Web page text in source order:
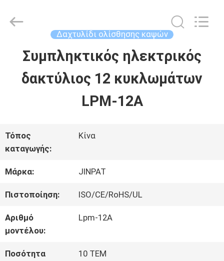
ΣΠΊΤΙ
ΕΜΦΆΝΙΣΗ
VR
ΠΕΡΊΠΟΥ
ΕΜΕΊΣ
ΓΎΡΟΣ
Electronics
Δαχτυλίδι ολίσθησης καψών
Συμπληκτικός ηλεκτρικός
δακτύλιος 12 κυκλωμάτων
LPM-12A
Τόπος
καταγωγής:
Κίνα
Μάρκα: JINPAT
Πιστοποίηση: ISO/CE/RoHS/UL
Αριθμό
μοντέλου:
Lpm-12A
Ποσότητα
10 ΤΕΜ